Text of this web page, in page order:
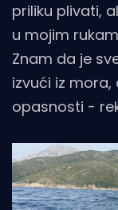
priliku plivati,
u mojim
Znam da je
izvući iz
opasnosti -